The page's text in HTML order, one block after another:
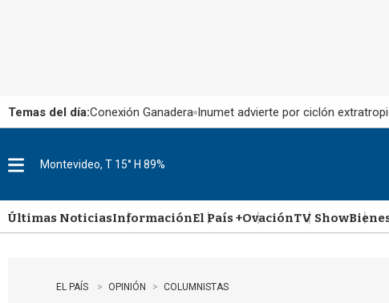
Temas del día:Conexión Ganadera Inumet advierte por ciclón
u
Montevideo, T 15° H 89%
Últimas NoticiasInformaciónEl País +OvaciónTV Show
EL PAÍS OPINIÓN COLUMNISTAS